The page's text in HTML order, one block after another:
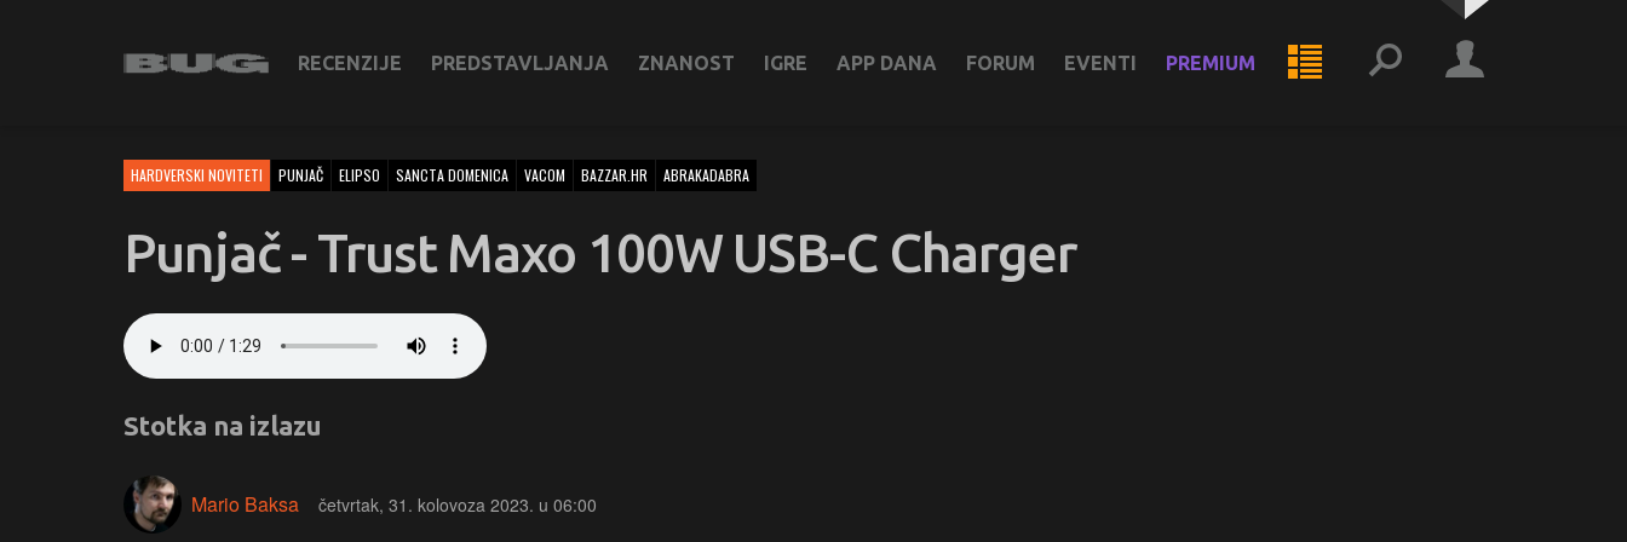
RECENZIJE PREDSTAVLJANJA ZNANOST IGRE APP DANA FORUM EVENTI PREMIUM
HARDVERSKI NOVITETI PUNJAČ ELIPSO SANCTA DOMENICA VACOM BAZZAR.HR ABRAKADABRA
Punjač - Trust Maxo 100W USB-C Charger
Stotka na izlazu
Mario Baksa četvrtak, 31. kolovoza 2023. u 06:00